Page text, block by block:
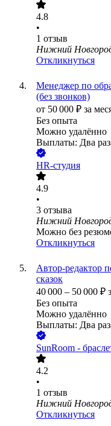
4.8
•
1 отзыв
Нижний
Откликнуться
Менеджер по
(без звонков)
от 50 000 ₽ за
Без опыта
Можно удалённо
Выплаты: Два
HR-студия
4.9
•
3 отзыва
Нижний
Можно без
Откликнуться
Автор-редактор
сказок
40 000 – 50 000 ₽
Без опыта
Можно удалённо
Выплаты: Два
SunRoom -
4.2
•
1 отзыв
Нижний
Откликнуться